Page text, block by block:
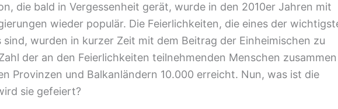
die bald in Vergessenheit gerät, wurde in den 2010er Jahren mit
wieder populär. Die Feierlichkeiten, die eines der
wurden in kurzer Zeit mit dem Beitrag der Einheimischen zu
der an den Feierlichkeiten teilnehmenden Menschen zusammen
Provinzen und Balkanländern 10.000 erreicht. Nun, was ist die
sie gefeiert?